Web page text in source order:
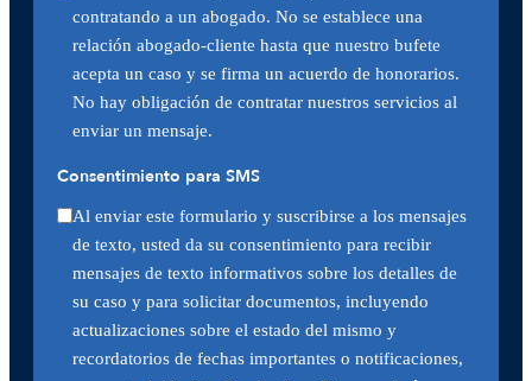
contratando a un abogado. No se establece una
relación abogado-cliente hasta que nuestro bufete
acepta un caso y se firma un acuerdo de honorarios.
No hay obligación de contratar nuestros servicios al
enviar un mensaje.
Consentimiento para SMS
Al enviar este formulario y suscribirse a los mensajes
de texto, usted da su consentimiento para recibir
mensajes de texto informativos sobre los detalles de
su caso y para solicitar documentos, incluyendo
actualizaciones sobre el estado del mismo y
recordatorios de fechas importantes o notificaciones,